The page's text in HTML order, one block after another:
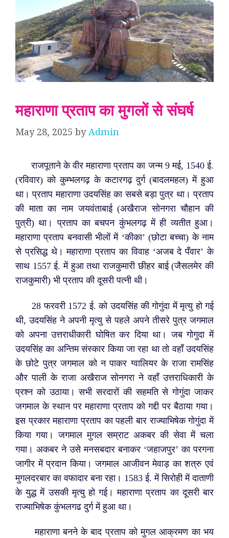
महाराणा प्रताप का मुगलों से संघर्ष
May 28, 2025 byAdmin
राजपूताने के वीर महाराणा प्रताप का जन्म 9 मई, 1540 ई.
(रविवार) को कुम्भलगढ़ के कटारगढ़ दुर्ग (बादलमहल) में हुआ
था। प्रताप महाराणा उदयसिंह का सबसे बड़ा पुत्र था। प्रताप
की माता का नाम जयवंताबाई (अखैराज सोनगरा चौहान की
पुत्री) था। प्रताप का बचपन कुंभलगढ़ में ही व्यतीत हुआ।
महाराणा प्रताप बनवासी भीलों में ‘कीका’ (छोटा बच्चा) के नाम
से प्रसिद्ध थे। महाराणा प्रताप का विवाह ‘अजब दे पँवार’ के
साथ 1557 ई. में हुआ तथा राजकुमारी छीहर बाई (जैसलमेर की
राजकुमारी) भी प्रताप की दूसरी पत्नी थी।
28 फरवरी 1572 ई. को उदयसिंह की गोगुंदा में मृत्यु हो गई
थी, उदयसिंह ने अपनी मृत्यु से पहले अपने तीसरे पुत्र जगमाल
को अपना उत्तराधीकारी घोषित कर दिया था। जब गोगुदा में
उदयसिंह का अन्तिम संस्कार किया जा रहा था तो वहाँ उदयसिंह
के छोटे पुत्र जगमाल को न पाकर ग्वालियर के राजा रामसिंह
और पाली के राजा अखैराज सोनगरा ने वहाँ उत्तराधिकारी के
प्रश्न को उठाया। सभी सरदारों की सहमति से गोगुंदा जाकर
जगमाल के स्थान पर महाराणा प्रताप को गद्दी पर बैठाया गया।
इस प्रकार महाराणा प्रताप का पहली बार राज्याभिषेक गोगुंदा में
किया गया। जगमाल मुगल सम्राट अकबर की सेवा में चला
गया। अकबर ने उसे मनसबदार बनाकर ‘जहाजपुर’ का परगना
जागीर में प्रदान किया। जगमाल आजीवन मेवाड़ का शत्रु एवं
मुगलदरबार का वफादार बना रहा। 1583 ई. में सिरोही में दाताणी
के युद्ध में उसकी मृत्यु हो गई। महाराणा प्रताप का दूसरी बार
राज्याभिषेक कुंभलगढ दुर्ग में हुआ था।
महाराणा बनने के बाद प्रताप को मुगल आक्रमण का भय